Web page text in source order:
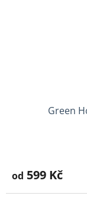
Green
produktu
5,0
od 599 Kč